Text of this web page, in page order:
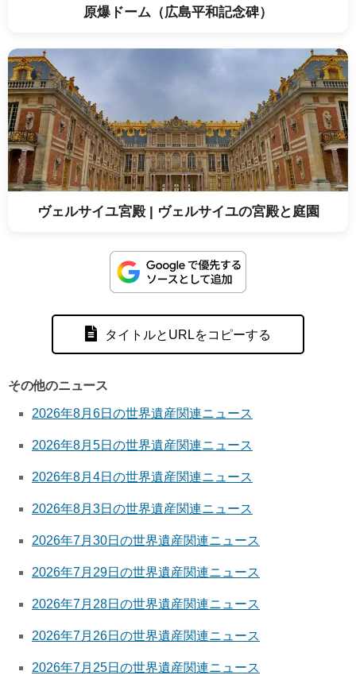
原爆ドーム（広島平和記念碑）
ヴェルサイユ宮殿 | ヴェルサイユの宮殿と庭園
タイトルとURLをコピーする
その他のニュース
2026年8月6日の世界遺産関連ニュース
2026年8月5日の世界遺産関連ニュース
2026年8月4日の世界遺産関連ニュース
2026年8月3日の世界遺産関連ニュース
2026年7月30日の世界遺産関連ニュース
2026年7月29日の世界遺産関連ニュース
2026年7月28日の世界遺産関連ニュース
2026年7月26日の世界遺産関連ニュース
2026年7月25日の世界遺産関連ニュース